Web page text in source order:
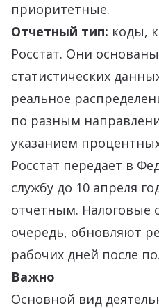
приоритетные.
Отчетный тип: коды,
Росстат. Они
статистических
реальное
по разным
указанием
Росстат передает в
службу до 10 апреля
отчетным. Налоговые
очередь, обновляют
рабочих дней после
Важно
Основной вид